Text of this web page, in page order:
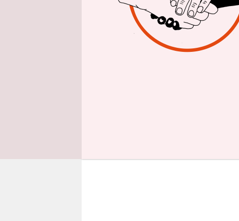
So richtig an
Wehn das
Stock ist
Februar
große der
kaputt. Nur